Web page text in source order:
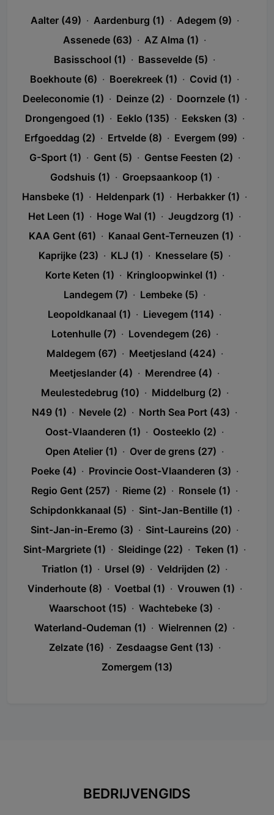
Aalter (49) · Aardenburg (1) · Adegem (9) ·
Assenede (63) · AZ Alma (1) ·
Basisschool (1) · Bassevelde (5) ·
Boekhoute (6) · Boerekreek (1) · Covid (1) ·
Deeleconomie (1) · Deinze (2) · Doornzele (1) ·
Drongengoed (1) · Eeklo (135) · Eeksken (3) ·
Erfgoeddag (2) · Ertvelde (8) · Evergem (99) ·
G-Sport (1) · Gent (5) · Gentse Feesten (2) ·
Godshuis (1) · Groepsaankoop (1) ·
Hansbeke (1) · Heldenpark (1) · Herbakker (1) ·
Het Leen (1) · Hoge Wal (1) · Jeugdzorg (1) ·
KAA Gent (61) · Kanaal Gent-Terneuzen (1) ·
Kaprijke (23) · KLJ (1) · Knesselare (5) ·
Korte Keten (1) · Kringloopwinkel (1) ·
Landegem (7) · Lembeke (5) ·
Leopoldkanaal (1) · Lievegem (114) ·
Lotenhulle (7) · Lovendegem (26) ·
Maldegem (67) · Meetjesland (424) ·
Meetjeslander (4) · Merendree (4) ·
Meulestedebrug (10) · Middelburg (2) ·
N49 (1) · Nevele (2) · North Sea Port (43) ·
Oost-Vlaanderen (1) · Oosteeklo (2) ·
Open Atelier (1) · Over de grens (27) ·
Poeke (4) · Provincie Oost-Vlaanderen (3) ·
Regio Gent (257) · Rieme (2) · Ronsele (1) ·
Schipdonkkanaal (5) · Sint-Jan-Bentille (1) ·
Sint-Jan-in-Eremo (3) · Sint-Laureins (20) ·
Sint-Margriete (1) · Sleidinge (22) · Teken (1) ·
Triatlon (1) · Ursel (9) · Veldrijden (2) ·
Vinderhoute (8) · Voetbal (1) · Vrouwen (1) ·
Waarschoot (15) · Wachtebeke (3) ·
Waterland-Oudeman (1) · Wielrennen (2) ·
Zelzate (16) · Zesdaagse Gent (13) ·
Zomergem (13)
BEDRIJVENGIDS